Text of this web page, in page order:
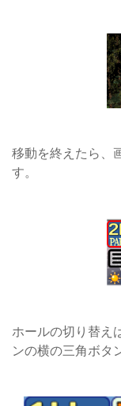
移動を終えたら、
す。
ホールの切り替え
ンの横の三角ボタ